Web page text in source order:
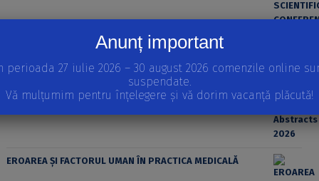
EROAREA ȘI FACTORUL UMAN ÎN PRACTICA MEDICALĂ
Anunț important
perioada 27 iulie 2026 – 30 august 2026 comenzile online
suspendate.
Vă mulțumim pentru înțelegere și vă dorim vacanță plăcută!